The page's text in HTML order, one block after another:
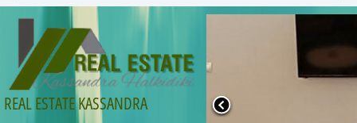
REAL ESTATE KASSANDRA